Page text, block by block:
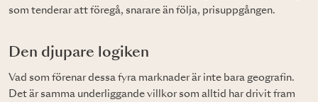
som tenderar att föregå, snarare än följa, prisuppgången.
Den djupare logiken
Vad som förenar dessa fyra marknader är inte bara geografin.
Det är samma underliggande villkor som alltid har drivit fram